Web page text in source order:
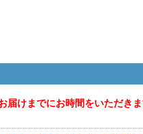
届けまでにお時間をいただき